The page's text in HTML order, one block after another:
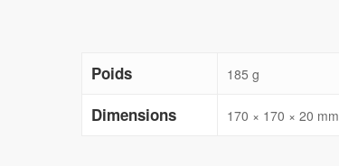
Poids 185 g
Dimensions 170 × 170 × 20 mm